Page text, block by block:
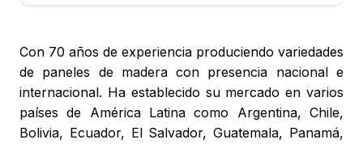
Con 70 años de experiencia produciendo variedades
de paneles de madera con presencia nacional e
internacional. Ha establecido su mercado en varios
países de América Latina como Argentina, Chile,
Bolivia, Ecuador, El Salvador, Guatemala, Panamá,